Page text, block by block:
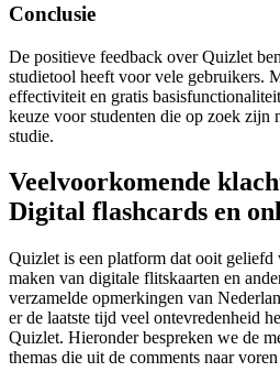
Conclusie
De positieve feedback over Quizlet
studietool heeft voor vele gebruikers.
effectiviteit en gratis
keuze voor studenten die op zoek zijn
studie.
Veelvoorkomende
Digital flashcards en
Quizlet is een platform dat ooit geliefd
maken van digitale flitskaarten en
verzamelde opmerkingen van
er de laatste tijd veel ontevredenheid
Quizlet. Hieronder bespreken we de
themas die uit de comments naar